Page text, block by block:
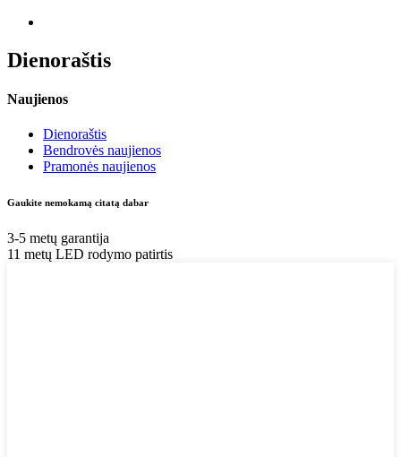
Dienoraštis
Naujienos
Dienoraštis
Bendrovės naujienos
Pramonės naujienos
Gaukite nemokamą citatą dabar
3-5 metų garantija
11 metų LED rodymo patirtis